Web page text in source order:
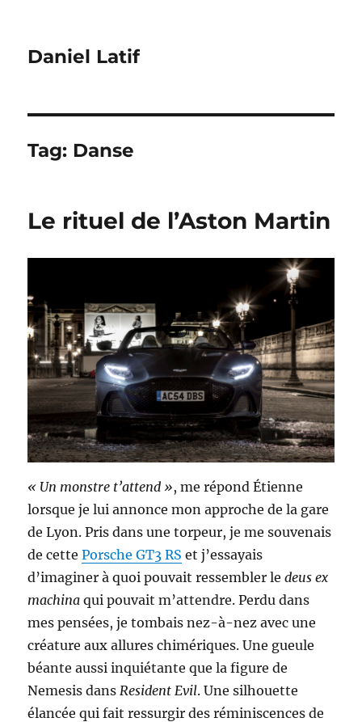
Daniel Latif
Tag: Danse
Le rituel de l’Aston Martin
« Un monstre t’attend », me répond Étienne
lorsque je lui annonce mon approche de la gare
de Lyon. Pris dans une torpeur, je me souvenais
de cettePorsche GT3 RS et j’essayais
d’imaginer à quoi pouvait ressembler ledeus ex
machina qui pouvait m’attendre. Perdu dans
mes pensées, je tombais nez-à-nez avec une
créature aux allures chimériques. Une gueule
béante aussi inquiétante que la figure de
Nemesis dans Resident Evil. Une silhouette
élancée qui fait ressurgir des réminiscences de